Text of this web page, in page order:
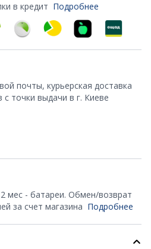
в кредит Подробнее
почты, курьерская доставка
точки выдачи в г. Киеве
мес - батареи. Обмен/возврат
за счет магазина Подробнее